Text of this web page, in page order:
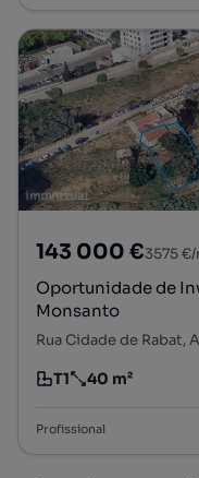
143 000 €3575 €/
Oportunidade de Investimento com Vista para o
Monsanto
Tipologia
T1
Preço por metro
40 m²
Profissional